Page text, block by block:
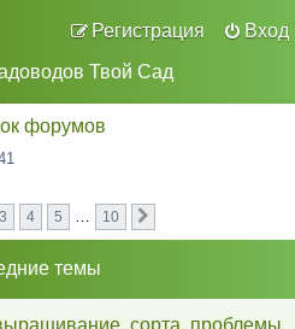
Вход
Регистрация
Твой Сад
форумов
1из 10
3 4 5 … 10
темы